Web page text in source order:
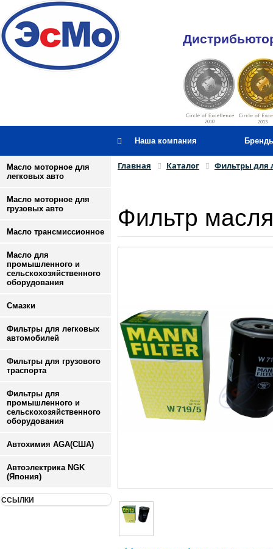
Наша компания
Масло моторное для
легковых авто
Масло моторное для
грузовых авто
Масло трансмиссионное
Масло для
промышленного и
сельскохозяйственного
оборудования
Смазки
Фильтры для легковых
автомобилей
Фильтры для грузового
траспорта
Фильтры для
промышленного и
сельскохозяйственного
оборудования
Автохимия AGA(США)
Автоэлектрика NGK
(Япония)
ССЫЛКИ
Главная Каталог Фильтры для
Фильтр